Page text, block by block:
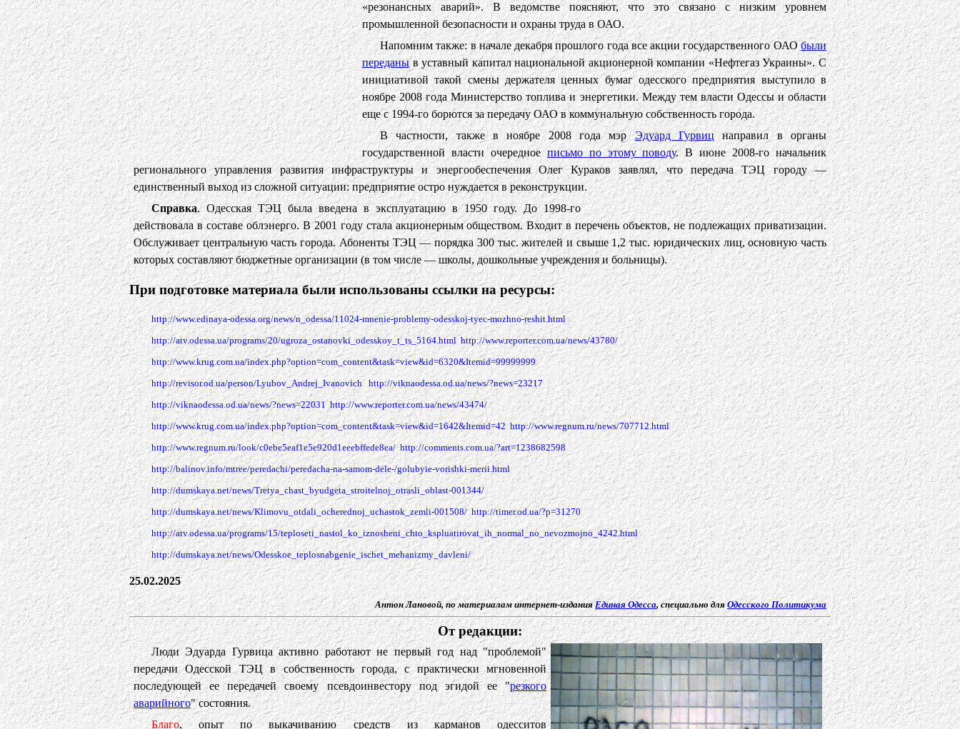
«резонансных аварий». В ведомстве поясняют, что это связано с низким уровнем
промышленной безопасности и охраны труда в ОАО.
Напомним также: в начале декабря прошлого года все акции государственного ОАОбыли
переданыв уставный капитал национальной акционерной компании «Нефтегаз Украины». С
инициативой такой смены держателя ценных бумаг одесского предприятия выступило в
ноябре 2008 года Министерство топлива и энергетики. Между тем власти Одессы и области
еще с 1994-го борются за передачу ОАО в коммунальную собственность города.
В частности, также в ноябре 2008 года мэрЭдуард Гурвицнаправил в органы
государственной власти очередноеписьмо по этому поводу. В июне 2008-го начальник
регионального управления развития инфраструктуры и энергообеспечения Олег Кураков заявлял, что передача ТЭЦ городу —
единственный выход из сложной ситуации: предприятие остро нуждается в реконструкции.
Справка. Одесская ТЭЦ была введена в эксплуатацию в 1950 году. До 1998-го
действовала в составе облэнерго. В 2001 году стала акционерным обществом. Входит в перечень объектов, не подлежащих приватизации.
Обслуживает центральную часть города. Абоненты ТЭЦ — порядка 300 тыс. жителей и свыше 1,2 тыс. юридических лиц, основную часть
которых составляют бюджетные организации (в том числе — школы, дошкольные учреждения и больницы).
При подготовке материала были использованы ссылки на ресурсы:
http://www.edinaya-odessa.org/news/n_odessa/11024-mnenie-problemy-odesskoj-tyec-mozhno-reshit.html
http://atv.odessa.ua/programs/20/ugroza_ostanovki_odesskoy_t_ts_5164.html http://www.reporter.com.ua/news/43780/
http://www.krug.com.ua/index.php?option=com_content&task=view&id=6320&Itemid=99999999
http://revisor.od.ua/person/Lyubov_Andrej_Ivanovich http://viknaodessa.od.ua/news/?news=23217
http://viknaodessa.od.ua/news/?news=22031 http://www.reporter.com.ua/news/43474/
http://www.krug.com.ua/index.php?option=com_content&task=view&id=1642&Itemid=42 http://www.regnum.ru/news/707712.html
http://www.regnum.ru/look/c0ebe5eaf1e5e920d1eeebffede8ea/ http://comments.com.ua/?art=1238682598
http://balinov.info/mtree/peredachi/peredacha-na-samom-dele-/golubyie-vorishki-merii.html
http://dumskaya.net/news/Tretya_chast_byudgeta_stroitelnoj_otrasli_oblast-001344/
http://dumskaya.net/news/Klimovu_otdali_ocherednoj_uchastok_zemli-001508/ http://timer.od.ua/?p=31270
http://atv.odessa.ua/programs/15/teploseti_nastol_ko_iznosheni_chto_kspluatirovat_ih_normal_no_nevozmojno_4242.html
http://dumskaya.net/news/Odesskoe_teplosnabgenie_ischet_mehanizmy_davleni/
25.02.2025
Антон Лановой, по материалам интернет-изданияЕдиная Одесса,специально дляОдесского Политикума
От редакции:
Люди Эдуарда Гурвица активно работают не первый год над "проблемой"
передачи Одесской ТЭЦ в собственность города, с практически мгновенной
последующей ее передачей своему псевдоинвестору под эгидой ее "резкого
аварийного" состояния.
Благо, опыт по выкачиванию средств из карманов одесситов